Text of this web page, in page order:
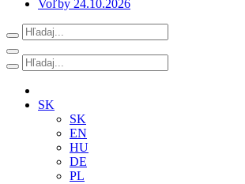
Voľby 24.10.2026
SK
SK
EN
HU
DE
PL